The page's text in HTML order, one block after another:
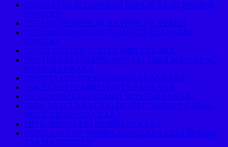
ENGELLİ ARACI APARATI SÖKÜM ARAÇ PROJESİ
ANKARA
USTA MÜHENDİSLİK İLETİŞİM VE ADRESİ
USTA MÜHENDİSLİK FAALİYET ALANLARI
ANKARA
DACİA DUSTER ÇEKİ DEMİRİ ANKARA
DUSTER ÇEKİ DEMİRİ MONTAJ TAKILMASI ARAÇ
PROJESİ ANKARA
TOYOTA ÇEKİ DEMİRİ MONTAJI ANKARA
FORD ÇEKİ DEMİRİ MONTAJI ANKARA
HUYUNDAİ ÇEKİ DEMİRİ MONTAJI ANKARA
BMW ARAÇLARA ÇEKİ DEMİRİ TAKMA VE ARAÇ
PROJE FİRMASI ANKARA
MITSUBISHI ÇEKİ DEMİRİ ANKARA
HONDA ve CRV HONDA ARAÇLARA ÇEKİ DEMİRİ
TAKMA MONTAJI